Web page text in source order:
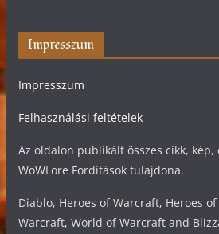
Impresszum
Impresszum
Felhasználási feltételek
Az oldalon publikált összes cikk,
WoWLore Fordítások tulajdona.
Diablo, Heroes of Warcraft, Heroes
Warcraft, World of Warcraft and